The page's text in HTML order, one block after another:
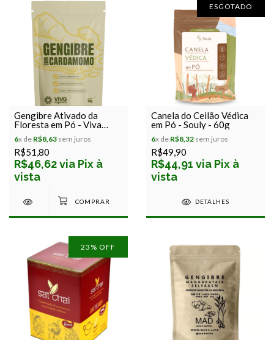
Gengibre Ativado da
Floresta em Pó - Viva
Regenera - 60g
6x de R$8,63 sem juros
R$51,80
R$46,62 via Pix à
vista
ESGOTADO
Canela do Ceilão Védica
em Pó - Souly - 60g
6x de R$8,32 sem juros
R$49,90
R$44,91 via Pix à
vista
DETALHES
23 % OFF